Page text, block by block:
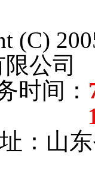
(C)
限公
时间：
：山